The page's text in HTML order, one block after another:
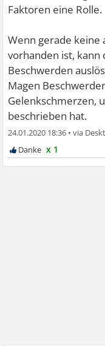
Faktoren eine Rolle.
Wenn gerade keine
vorhanden ist,
Beschwerden
Magen
Gelenkschmerzen,
beschrieben hat.
24.01.2020 18:36 •
x 1